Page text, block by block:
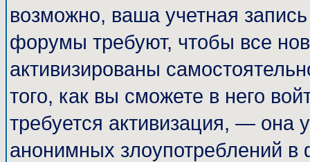
возможно, ваша учетная
форумы требуют, чтобы все
активизированы
того, как вы сможете в него
требуется активизация, — она
анонимных злоупотреблений